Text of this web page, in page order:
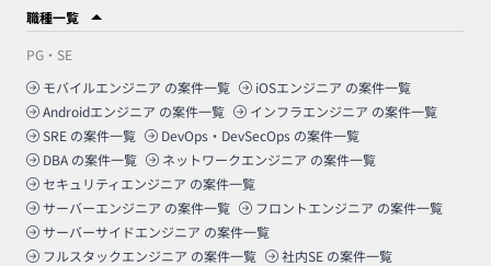
職種一覧
PG・SE
モバイルエンジニア の案件一覧 iOSエンジニア の案件一覧
Androidエンジニア の案件一覧 インフラエンジニア の案件一覧
SRE の案件一覧 DevOps・DevSecOps の案件一覧
DBA の案件一覧 ネットワークエンジニア の案件一覧
セキュリティエンジニア の案件一覧
サーバーエンジニア の案件一覧 フロントエンジニア の案件一覧
サーバーサイドエンジニア の案件一覧
フルスタックエンジニア の案件一覧 社内SE の案件一覧